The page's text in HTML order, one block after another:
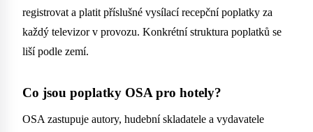
registrovat a platit příslušné vysílací recepční poplatky za
každý televizor v provozu. Konkrétní struktura poplatků se
liší podle zemí.
Co jsou poplatky OSA pro hotely?
OSA zastupuje autory, hudební skladatele a vydavatele